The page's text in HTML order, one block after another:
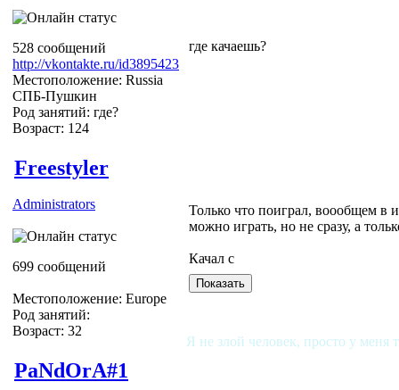
528 сообщений
http://vkontakte.ru/id3895423
Местоположение: Russia
СПБ-Пушкин
Род занятий: где?
Возраст: 124
где качаешь?
Freestyler
Administrators
699 сообщений
Местоположение: Europe
Род занятий:
Возраст: 32
Только что поиграл, воообщем в
можно играть, но не сразу, а
Качал с
Я не злой человек, просто у меня
PaNdOrA#1